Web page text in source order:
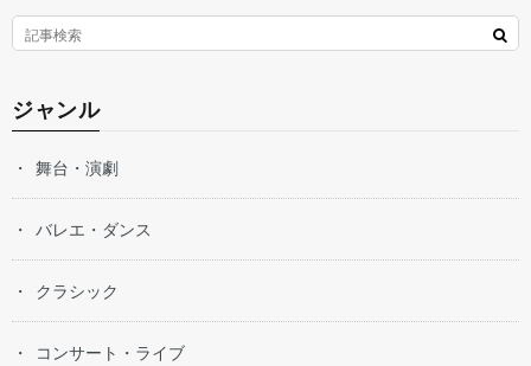
ジャンル
舞台・演劇
バレエ・ダンス
クラシック
コンサート・ライブ